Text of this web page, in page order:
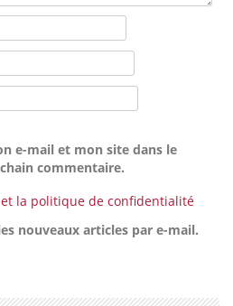
e-mail et mon site dans le
commentaire.
la politique de confidentialité
nouveaux articles par e-mail.